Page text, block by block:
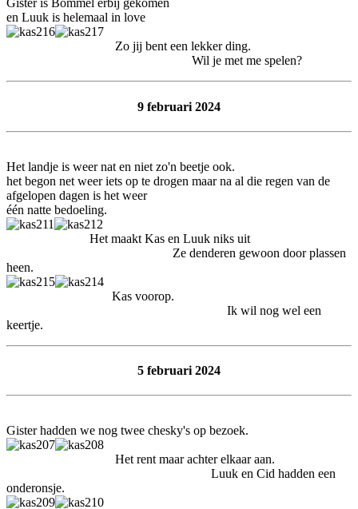
Gister is Bommel erbij gekomen
en Luuk is helemaal in love
Zo jij bent een lekker ding.
Wil je met me spelen?
9 februari 2024
Het landje is weer nat en niet zo'n beetje ook.
het begon net weer iets op te drogen maar na al die regen van de
afgelopen dagen is het weer
één natte bedoeling.
Het maakt Kas en Luuk niks uit
Ze denderen gewoon door plassen
heen.
Kas voorop.
Ik wil nog wel een
keertje.
5 februari 2024
Gister hadden we nog twee chesky's op bezoek.
Het rent maar achter elkaar aan.
Luuk en Cid hadden een
onderonsje.